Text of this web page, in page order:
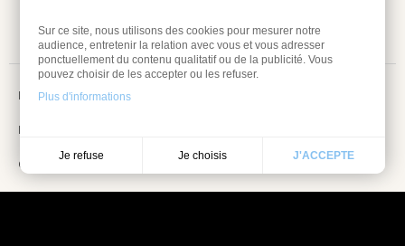
Sur ce site, nous utilisons des cookies pour mesurer notre
audience, entretenir la relation avec vous et vous adresser
ponctuellement du contenu qualitatif ou de la publicité. Vous
pouvez choisir de les accepter ou les refuser.
Plus d'informations
Je refuse Je choisis J'ACCEPTE
Mentions légales
Information sur les cookies
Conditions Générales de vente